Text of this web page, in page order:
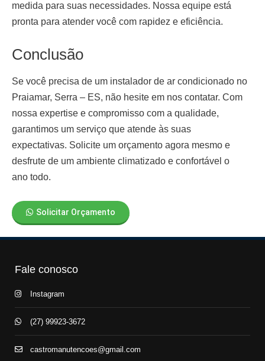
medida para suas necessidades. Nossa equipe está
pronta para atender você com rapidez e eficiência.
Conclusão
Se você precisa de um instalador de ar condicionado no
Praiamar, Serra – ES, não hesite em nos contatar. Com
nossa expertise e compromisso com a qualidade,
garantimos um serviço que atende às suas
expectativas. Solicite um orçamento agora mesmo e
desfrute de um ambiente climatizado e confortável o
ano todo.
Solicitar Orçamento
Fale conosco
Instagram
(27) 99923-3672
castromanutencoes@gmail.com